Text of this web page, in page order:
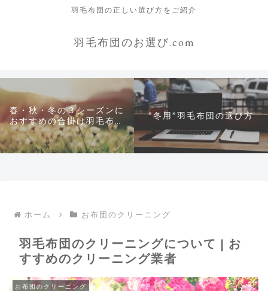
羽毛布団の正しい選び方をご紹介
羽毛布団のお選び.com
春・秋・冬の３シーズンに
おすすめの合掛け羽毛布団
について
”冬用”羽毛布団の選び方
ホーム お布団のクリーニング
羽毛布団のクリーニングについて | お
すすめのクリーニング業者
お布団のクリーニング